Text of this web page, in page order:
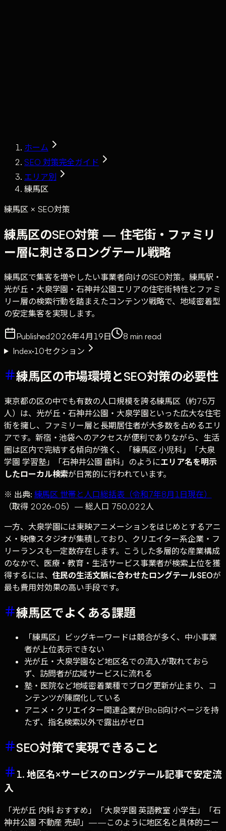
ホーム
SEO 対策完全ガイド
エリア別
練馬区
練馬区 × SEO対策
練馬区のSEO対策 — 住宅街・ファミリ
ー層に刺さるロングテール戦略
練馬区で集客を増やしたい事業者向けのSEO対策。練馬駅・
光が丘・大泉学園・石神井公園エリアの住宅街特性とファミ
リー層の検索行動を踏まえたコンテンツ戦略で、地域密着型
の安定集客を実現します。
Published2026年4月19日 8 min read
Index·10セクション
練馬区の市場環境とSEO対策の必要性
東京都の区の中でも有数の人口規模を誇る練馬区（約75万
人）は、光が丘・石神井公園・大泉学園といった広大な住宅
街を擁し、ファミリー層と長期居住者が大多数を占めるエリ
アです。新宿・池袋へのアクセスが便利でありながら、生活
圏は区内で完結する傾向が強く、「練馬区 小児科」「大泉
学園 学習塾」「石神井公園 歯科」のようにエリア名を明示
したローカル検索が日常的に行われています。
※ 出典: 練馬区 世帯と人口総括表（令和7年8月1日現在）
（取得 2026-05）— 総人口 750,022人
一方、大泉学園には東映アニメーションをはじめとするアニ
メ・映像スタジオが集積しており、クリエイター系企業・フ
リーランスも一定数存在します。こうした多層的な産業構成
のなかで、医療・教育・生活サービス事業者が検索上位を獲
得するには、 住民の生活文脈に合わせたロングテールSEOが
最も費用対効果の高い手段です。
練馬区でよくある課題
「練馬区」ビッグキーワードは競合が多く、中小事業
者が上位表示できない
光が丘・大泉学園など地区名での流入が取れておら
ず、訪問者が広域サービスに流れる
塾・医院など地域密着業種でブログ更新が止まり、コ
ンテンツが陳腐化している
アニメ・クリエイター関連企業がBtoB向けページを持
たず、指名検索以外で露出がゼロ
SEO対策で実現できること
1. 地区名×サービスのロングテール記事で安定流
入
「光が丘 内科 おすすめ」「大泉学園 英語教室 小学生」「石
神井公園 不動産 売却」——このように地区名と具体的ニー